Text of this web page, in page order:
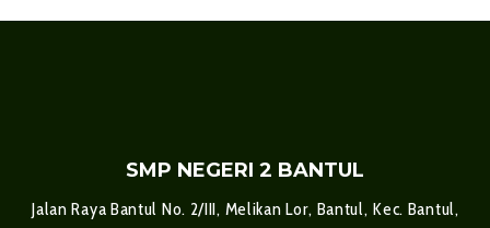
SMP NEGERI 2 BANTUL
Jalan Raya Bantul No. 2/III, Melikan Lor, Bantul, Kec. Bantul,